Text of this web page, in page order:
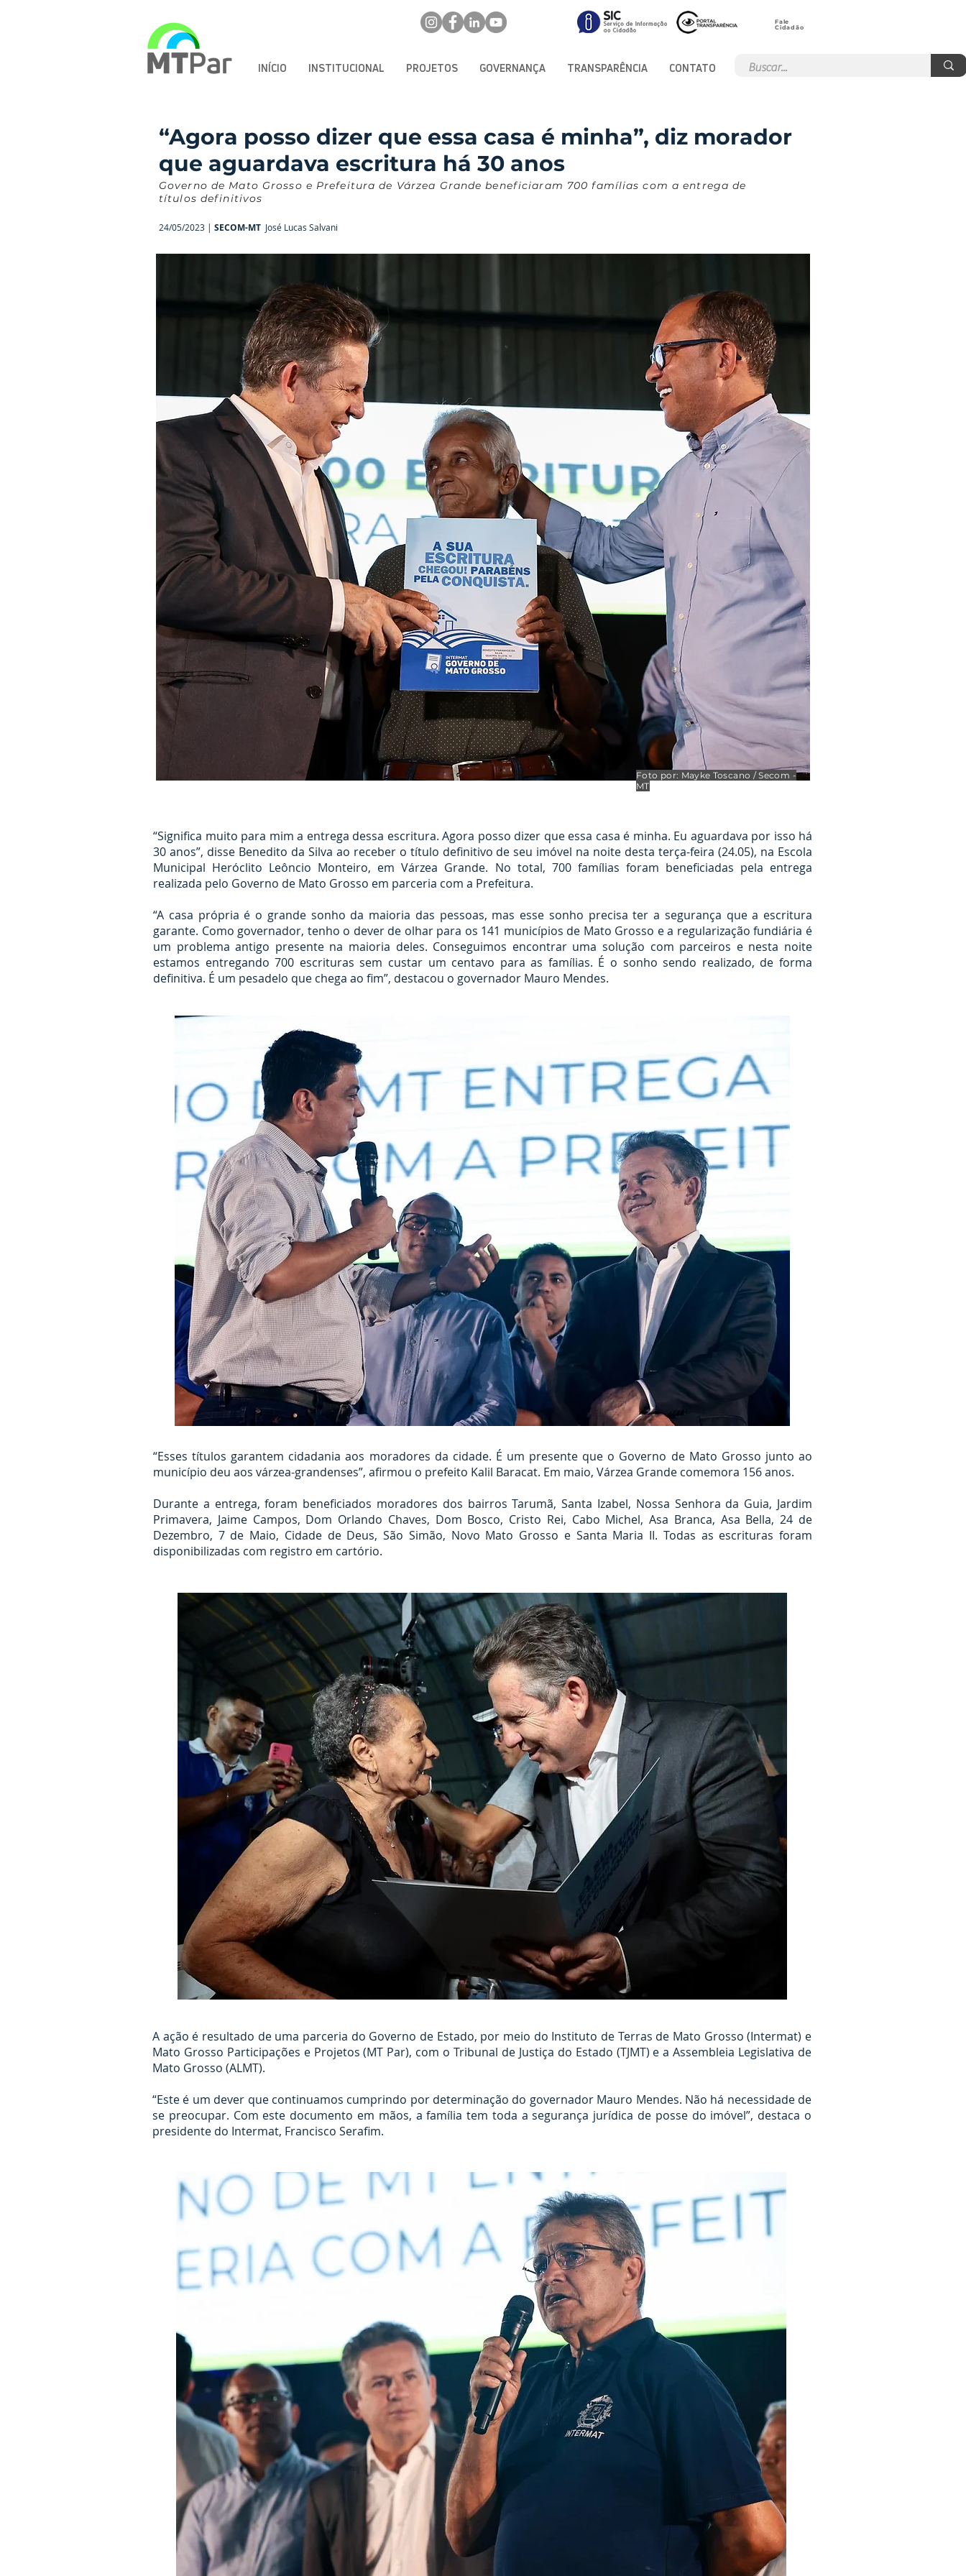
INÍCIO INSTITUCIONAL PROJETOS GOVERNANÇA TRANSPARÊNCIA CONTATO
Fale
Cidadão
“Agora posso dizer que essa casa é minha”, diz morador
que aguardava escritura há 30 anos
Governo de Mato Grosso e Prefeitura de Várzea Grande beneficiaram 700 famílias com a entrega de
títulos definitivos
24/05/2023 | SECOM-MT José Lucas Salvani
Foto por: Mayke Toscano / Secom -
MT
“Significa muito para mim a entrega dessa escritura. Agora posso dizer que essa casa é minha. Eu aguardava por isso há
30 anos”, disse Benedito da Silva ao receber o título definitivo de seu imóvel na noite desta terça-feira (24.05), na Escola
Municipal Heróclito Leôncio Monteiro, em Várzea Grande. No total, 700 famílias foram beneficiadas pela entrega
realizada pelo Governo de Mato Grosso em parceria com a Prefeitura.
“A casa própria é o grande sonho da maioria das pessoas, mas esse sonho precisa ter a segurança que a escritura
garante. Como governador, tenho o dever de olhar para os 141 municípios de Mato Grosso e a regularização fundiária é
um problema antigo presente na maioria deles. Conseguimos encontrar uma solução com parceiros e nesta noite
estamos entregando 700 escrituras sem custar um centavo para as famílias. É o sonho sendo realizado, de forma
definitiva. É um pesadelo que chega ao fim”, destacou o governador Mauro Mendes.
“Esses títulos garantem cidadania aos moradores da cidade. É um presente que o Governo de Mato Grosso junto ao
município deu aos várzea-grandenses”, afirmou o prefeito Kalil Baracat. Em maio, Várzea Grande comemora 156 anos.
Durante a entrega, foram beneficiados moradores dos bairros Tarumã, Santa Izabel, Nossa Senhora da Guia, Jardim
Primavera, Jaime Campos, Dom Orlando Chaves, Dom Bosco, Cristo Rei, Cabo Michel, Asa Branca, Asa Bella, 24 de
Dezembro, 7 de Maio, Cidade de Deus, São Simão, Novo Mato Grosso e Santa Maria II. Todas as escrituras foram
disponibilizadas com registro em cartório.
A ação é resultado de uma parceria do Governo de Estado, por meio do Instituto de Terras de Mato Grosso (Intermat) e
Mato Grosso Participações e Projetos (MT Par), com o Tribunal de Justiça do Estado (TJMT) e a Assembleia Legislativa de
Mato Grosso (ALMT).
“Este é um dever que continuamos cumprindo por determinação do governador Mauro Mendes. Não há necessidade de
se preocupar. Com este documento em mãos, a família tem toda a segurança jurídica de posse do imóvel”, destaca o
presidente do Intermat, Francisco Serafim.